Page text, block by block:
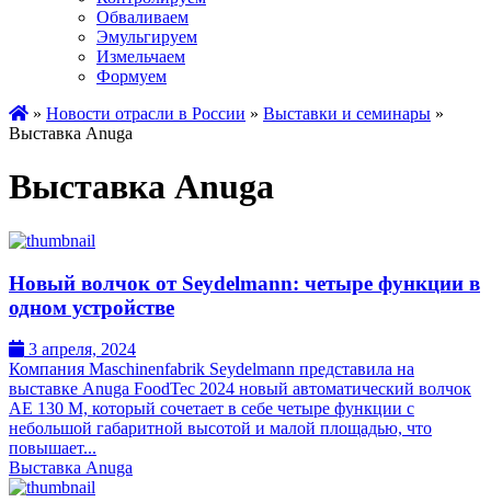
Обваливаем
Эмульгируем
Измельчаем
Формуем
» Новости отрасли в России » Выставки и семинары »
Выставка Anuga
Выставка Anuga
Новый волчок от Seydelmann: четыре функции в
одном устройстве
3 апреля, 2024
Компания Maschinenfabrik Seydelmann представила на
выставке Anuga FoodTec 2024 новый автоматический волчок
AE 130 M, который сочетает в себе четыре функции с
небольшой габаритной высотой и малой площадью, что
повышает...
Выставка Anuga